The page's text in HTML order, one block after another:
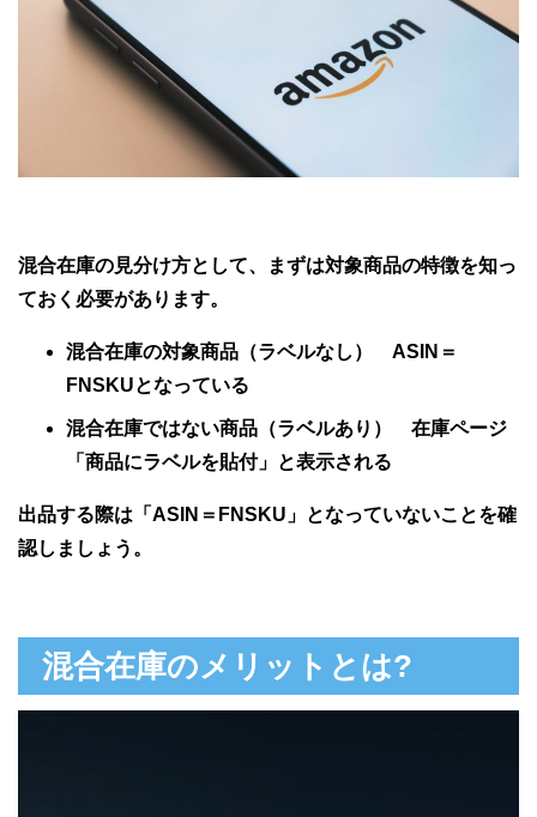
混合在庫の見分け方として、まずは対象商品の特徴を知っ
ておく必要があります。
混合在庫の対象商品（ラベルなし） ASIN＝
FNSKUとなっている
混合在庫ではない商品（ラベルあり） 在庫ページ
「商品にラベルを貼付」と表示される
出品する際は「ASIN＝FNSKU」となっていないことを確
認しましょう。
混合在庫のメリットとは?